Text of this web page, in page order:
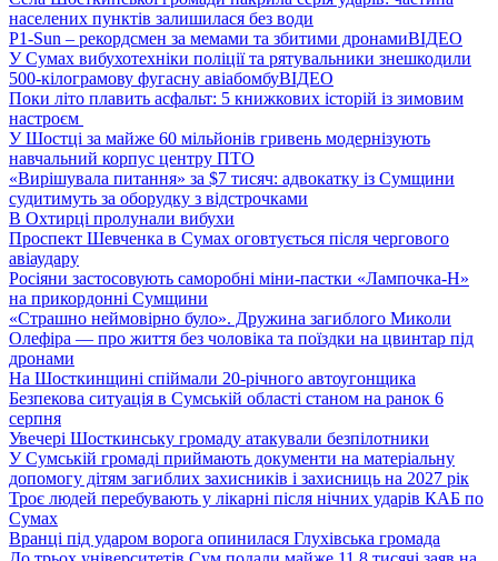
населених пунктів залишилася без води
P1-Sun – рекордсмен за мемами та збитими дронамиВІДЕО
У Сумах вибухотехніки поліції та рятувальники знешкодили
500-кілограмову фугасну авіабомбуВІДЕО
Поки літо плавить асфальт: 5 книжкових історій із зимовим
настроєм
У Шостці за майже 60 мільйонів гривень модернізують
навчальний корпус центру ПТО
«Вирішувала питання» за $7 тисяч: адвокатку із Сумщини
судитимуть за оборудку з відстрочками
В Охтирці пролунали вибухи
Проспект Шевченка в Сумах оговтується після чергового
авіаудару
Росіяни застосовують саморобні міни-пастки «Лампочка-Н»
на прикордонні Сумщини
«Страшно неймовірно було». Дружина загиблого Миколи
Олефіра — про життя без чоловіка та поїздки на цвинтар під
дронами
На Шосткинщині спіймали 20-річного автоугонщика
Безпекова ситуація в Сумській області станом на ранок 6
серпня
Увечері Шосткинську громаду атакували безпілотники
У Сумській громаді приймають документи на матеріальну
допомогу дітям загиблих захисників і захисниць на 2027 рік
Троє людей перебувають у лікарні після нічних ударів КАБ по
Сумах
Вранці під ударом ворога опинилася Глухівська громада